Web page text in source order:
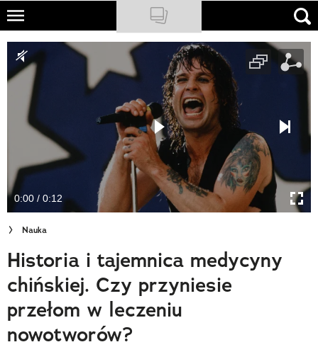
Skip
main
content
NATIONAL GEOGRAPHIC
TRAVELER
PODCASTY
Newsletter
Cuda Polski
Wielki Konkurs Fotograficzny
Trendbook Podróżniczy
Polecane
0:00 / 0:12
Nauka
Historia i tajemnica medycyny
chińskiej. Czy przyniesie
przełom w leczeniu
nowotworów?